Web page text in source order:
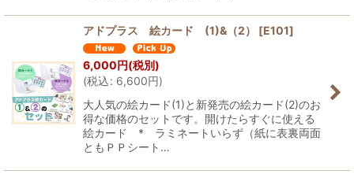
アドプラス 絵カード (1)&（2） [E101]
6,000円(税別)
(税込: 6,600円)
大人気の絵カード(1)と新発売の絵カード(2)のお
得な価格のセットです。開けたらすぐに使える
絵カード * ラミネートいらず（紙に表裏両面
ともＰＰシート…